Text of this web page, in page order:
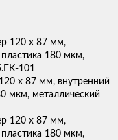
х 87 мм, внутренний
мкм, металлический